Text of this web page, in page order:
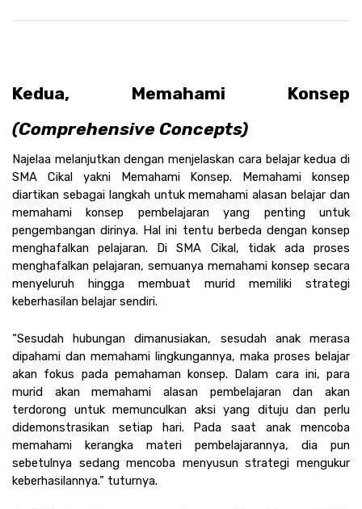
(Comprehensive Concepts)
Najelaa melanjutkan dengan menjelaskan cara belajar kedua di
SMA Cikal yakni Memahami Konsep. Memahami konsep
diartikan sebagai langkah untuk memahami alasan belajar dan
memahami konsep pembelajaran yang penting untuk
pengembangan dirinya. Hal ini tentu berbeda dengan konsep
menghafalkan pelajaran. Di SMA Cikal, tidak ada proses
menghafalkan pelajaran, semuanya memahami konsep secara
menyeluruh hingga membuat murid memiliki strategi
keberhasilan belajar sendiri.
“Sesudah hubungan dimanusiakan, sesudah anak merasa
dipahami dan memahami lingkungannya, maka proses belajar
akan fokus pada pemahaman konsep. Dalam cara ini, para
murid akan memahami alasan pembelajaran dan akan
terdorong untuk memunculkan aksi yang dituju dan perlu
didemonstrasikan setiap hari. Pada saat anak mencoba
memahami kerangka materi pembelajarannya, dia pun
sebetulnya sedang mencoba menyusun strategi mengukur
keberhasilannya.” tuturnya.